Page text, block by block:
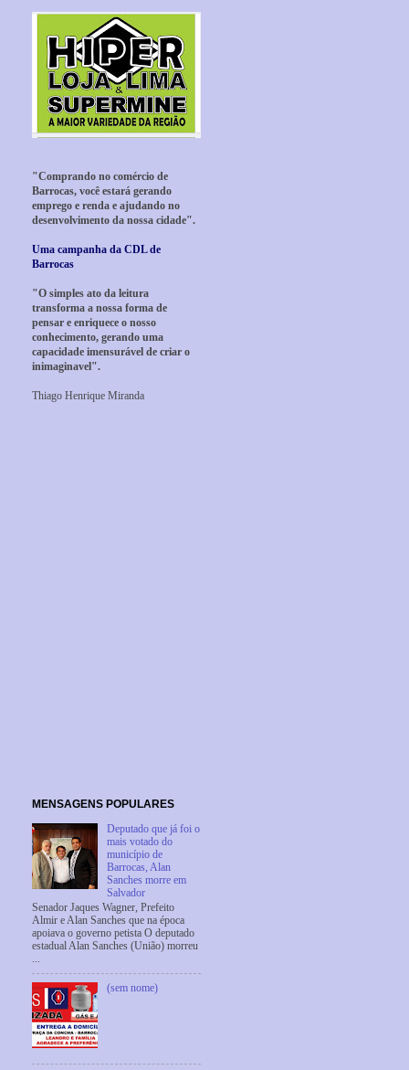
"Comprando no comércio de
Barrocas, você estará gerando
emprego e renda e ajudando no
desenvolvimento da nossa cidade".
Uma campanha da CDL de
Barrocas
"O simples ato da leitura
transforma a nossa forma de
pensar e enriquece o nosso
conhecimento, gerando uma
capacidade imensurável de criar o
inimaginavel".
Thiago Henrique Miranda
MENSAGENS POPULARES
Deputado que já foi o
mais votado do
município de
Barrocas, Alan
Sanches morre em
Salvador
Senador Jaques Wagner, Prefeito
Almir e Alan Sanches que na época
apoiava o governo petista O deputado
estadual Alan Sanches (União) morreu
...
(sem nome)